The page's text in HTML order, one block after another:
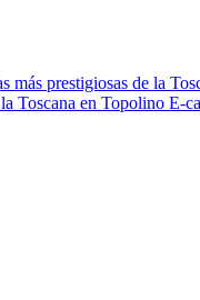
más prestigiosas de la
Toscana en Topolino E-